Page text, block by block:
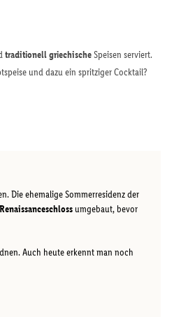
traditionell griechischeSpeisen serviert.
und dazu ein spritziger Cocktail?
Die ehemalige Sommerresidenz der
Renaissanceschloss umgebaut, bevor
Auch heute erkennt man noch